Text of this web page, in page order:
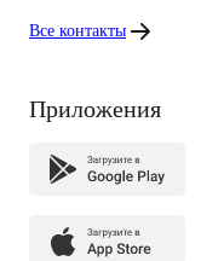
Все контакты
Приложения